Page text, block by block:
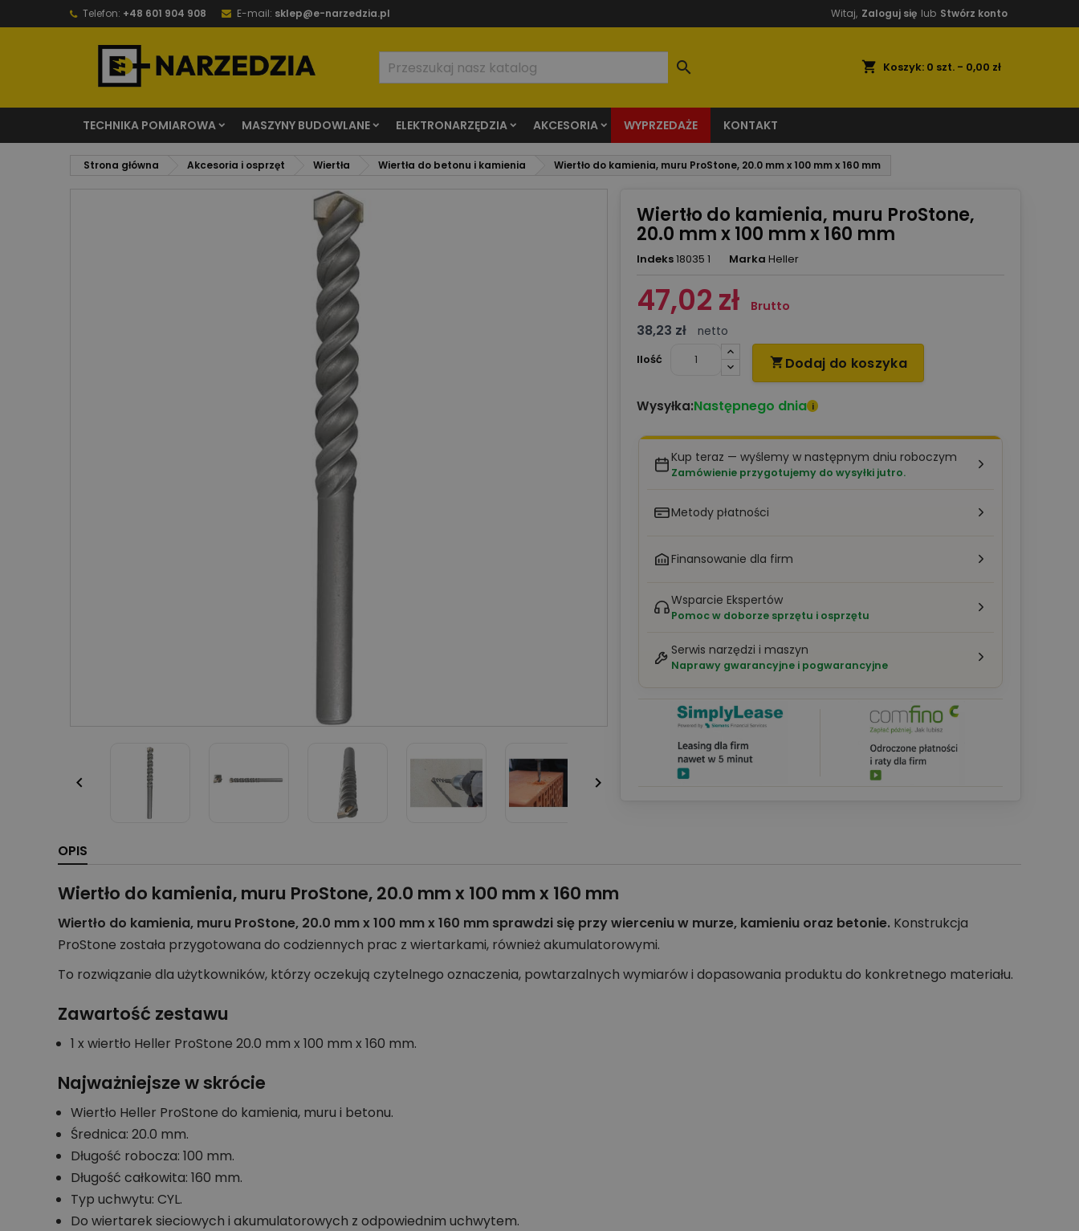
Telefon: +48 601 904 908 E-mail: sklep@e-narzedzia.pl Witaj, Zaloguj się lub Stwórz konto
shopping_cart Koszyk: 0 szt. - 0,00 zł

TECHNIKA POMIAROWA MASZYNY BUDOWLANE ELEKTRONARZĘDZIA AKCESORIA WYPRZEDAŻE KONTAKT
Strona główna Akcesoria i osprzęt Wiertła Wiertła do betonu i kamienia Wiertło do kamienia, muru ProStone, 20.0 mm x 100 mm x 160 mm
 
Wiertło do kamienia, muru ProStone,
20.0 mm x 100 mm x 160 mm
Indeks18035 1 Marka Heller
47,02 zł Brutto
38,23 zł
netto
Ilość
 Dodaj do koszyka
Wysyłka:Następnego dnia i
Kup teraz — wyślemy w następnym dniu roboczym
Zamówienie przygotujemy do wysyłki jutro.
Metody płatności
Finansowanie dla firm
Wsparcie Ekspertów
Pomoc w doborze sprzętu i osprzętu
Serwis narzędzi i maszyn
Naprawy gwarancyjne i pogwarancyjne
OPIS
Wiertło do kamienia, muru ProStone, 20.0 mm x 100 mm x 160 mm
Wiertło do kamienia, muru ProStone, 20.0 mm x 100 mm x 160 mm sprawdzi się przy wierceniu w murze, kamieniu oraz betonie. Konstrukcja
ProStone została przygotowana do codziennych prac z wiertarkami, również akumulatorowymi.
To rozwiązanie dla użytkowników, którzy oczekują czytelnego oznaczenia, powtarzalnych wymiarów i dopasowania produktu do konkretnego materiału.
Zawartość zestawu
1 x wiertło Heller ProStone 20.0 mm x 100 mm x 160 mm.
Najważniejsze w skrócie
Wiertło Heller ProStone do kamienia, muru i betonu.
Średnica: 20.0 mm.
Długość robocza: 100 mm.
Długość całkowita: 160 mm.
Typ uchwytu: CYL.
Do wiertarek sieciowych i akumulatorowych z odpowiednim uchwytem.